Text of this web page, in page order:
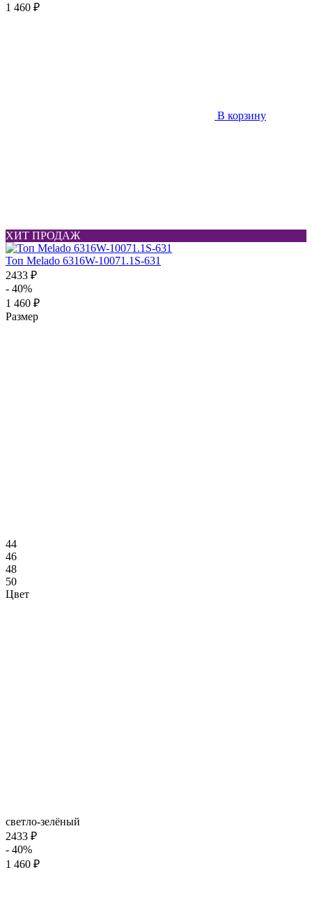
1 460 ₽
В корзину
ХИТ ПРОДАЖ
Топ Melado 6316W-10071.1S-631
2433 ₽
- 40%
1 460 ₽
Размер
44
46
48
50
Цвет
светло-зелёный
2433 ₽
- 40%
1 460 ₽